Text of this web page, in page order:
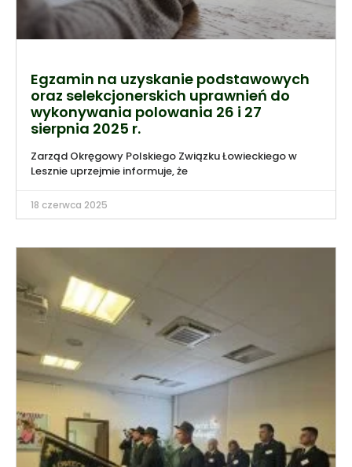
Egzamin na uzyskanie podstawowych
oraz selekcjonerskich uprawnień do
wykonywania polowania 26 i 27
sierpnia 2025 r.
Zarząd Okręgowy Polskiego Związku Łowieckiego w
Lesznie uprzejmie informuje, że
18 czerwca 2025